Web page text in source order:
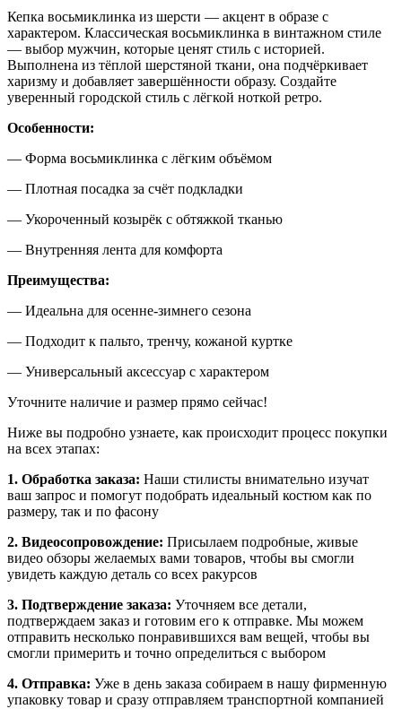
Кепка восьмиклинка из шерсти — акцент в образе с
характером. Классическая восьмиклинка в винтажном стиле
— выбор мужчин, которые ценят стиль с историей.
Выполнена из тёплой шерстяной ткани, она подчёркивает
харизму и добавляет завершённости образу. Создайте
уверенный городской стиль с лёгкой ноткой ретро.
Особенности:
— Форма восьмиклинка с лёгким объёмом
— Плотная посадка за счёт подкладки
— Укороченный козырёк с обтяжкой тканью
— Внутренняя лента для комфорта
Преимущества:
— Идеальна для осенне-зимнего сезона
— Подходит к пальто, тренчу, кожаной куртке
— Универсальный аксессуар с характером
Уточните наличие и размер прямо сейчас!
Ниже вы подробно узнаете, как происходит процесс покупки
на всех этапах:
1. Обработка заказа: Наши стилисты внимательно изучат
ваш запрос и помогут подобрать идеальный костюм как по
размеру, так и по фасону
2. Видеосопровождение: Присылаем подробные, живые
видео обзоры желаемых вами товаров, чтобы вы смогли
увидеть каждую деталь со всех ракурсов
3. Подтверждение заказа: Уточняем все детали,
подтверждаем заказ и готовим его к отправке. Мы можем
отправить несколько понравившихся вам вещей, чтобы вы
смогли примерить и точно определиться с выбором
4. Отправка: Уже в день заказа собираем в нашу фирменную
упаковку товар и сразу отправляем транспортной компанией